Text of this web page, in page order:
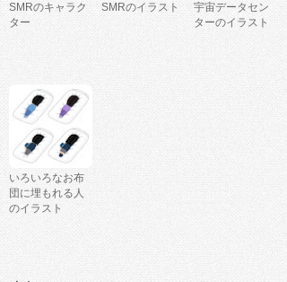
SMRのキャラク
ター
SMRのイラスト
宇宙データセン
ターのイラスト
いろいろなお布
団に埋もれる人
のイラスト